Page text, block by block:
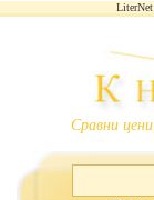
LiterNet
Сравни